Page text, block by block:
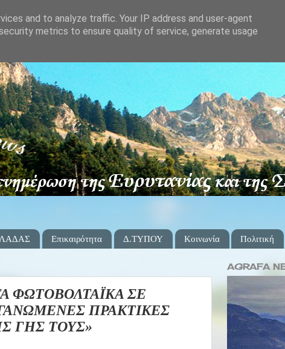
Επικαιρότητα Δ.ΤΥΠΟΥ Κοινωνία Πολιτική
ΦΩΤΟΒΟΛΤΑΪΚΑ ΣΕ
ΠΡΑΚΤΙΚΕΣ
ΓΗΣ ΤΟΥΣ»
AGRAFA
and to analyze traffic. Your IP address and user-agent
metrics to ensure quality of service, generate usage